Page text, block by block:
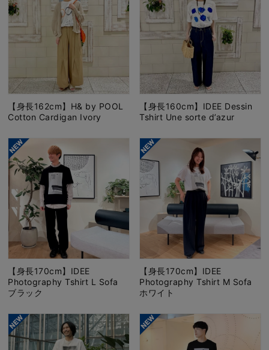
【身長162cm】H& by POOL
Cotton Cardigan Ivory
【身長160cm】IDEE Dessin
Tshirt Une sorte d’azur
【身長170cm】IDEE
Photography Tshirt L Sofa
ブラック
【身長170cm】IDEE
Photography Tshirt M Sofa
ホワイト